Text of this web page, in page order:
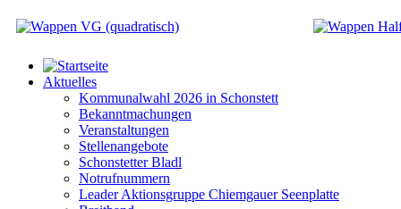
Aktuelles
Kommunalwahl 2026 in Schonstett
Bekanntmachungen
Veranstaltungen
Stellenangebote
Schonstetter Bladl
Notrufnummern
Leader Aktionsgruppe Chiemgauer Seenplatte